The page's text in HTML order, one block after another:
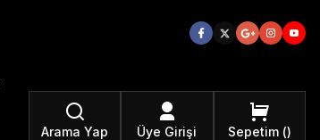
Arama Yap Üye Girişi Sepetim